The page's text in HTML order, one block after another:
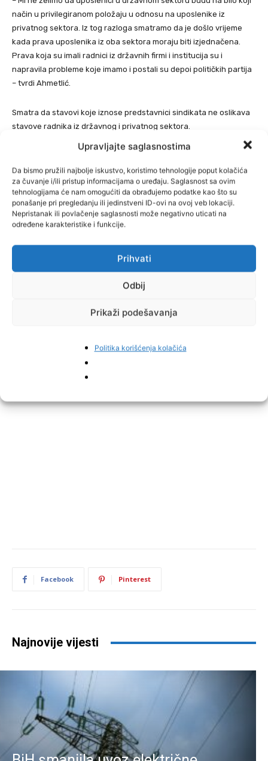
Upravljajte saglasnostima
Da bismo pružili najbolje iskustvo, koristimo tehnologije poput kolačića
za čuvanje i/ili pristup informacijama o uređaju. Saglasnost sa ovim
tehnologijama će nam omogućiti da obrađujemo podatke kao što su
ponašanje pri pregledanju ili jedinstveni ID-ovi na ovoj veb lokaciji.
Nepristanak ili povlačenje saglasnosti može negativno uticati na
određene karakteristike i funkcije.
Prihvati
Odbij
Prikaži podešavanja
Politika korišćenja kolačića
način u privilegiranom položaju u odnosu na uposlenike iz
privatnog sektora. Iz tog razloga smatramo da je došlo vrijeme
kada prava uposlenika iz oba sektora moraju biti izjednačena.
Prava koja su imali radnici iz državnih firmi i institucija su i
napravila probleme koje imamo i postali su depoi političkih partija
– tvrdi Ahmetlić.
Smatra da stavovi koje iznose predstavnici sindikata ne oslikava
stavove radnika iz državnog i privatnog sektora.
je vrijeme da on mora dati do znanja da je aksiom i faktor koji će
utjecati na odvijanje i donošenje ovog zakona – zaključuje
Ahmetlić.
(A. Perčo/Faktor.ba)
Facebook Pinterest
Najnovije vijesti